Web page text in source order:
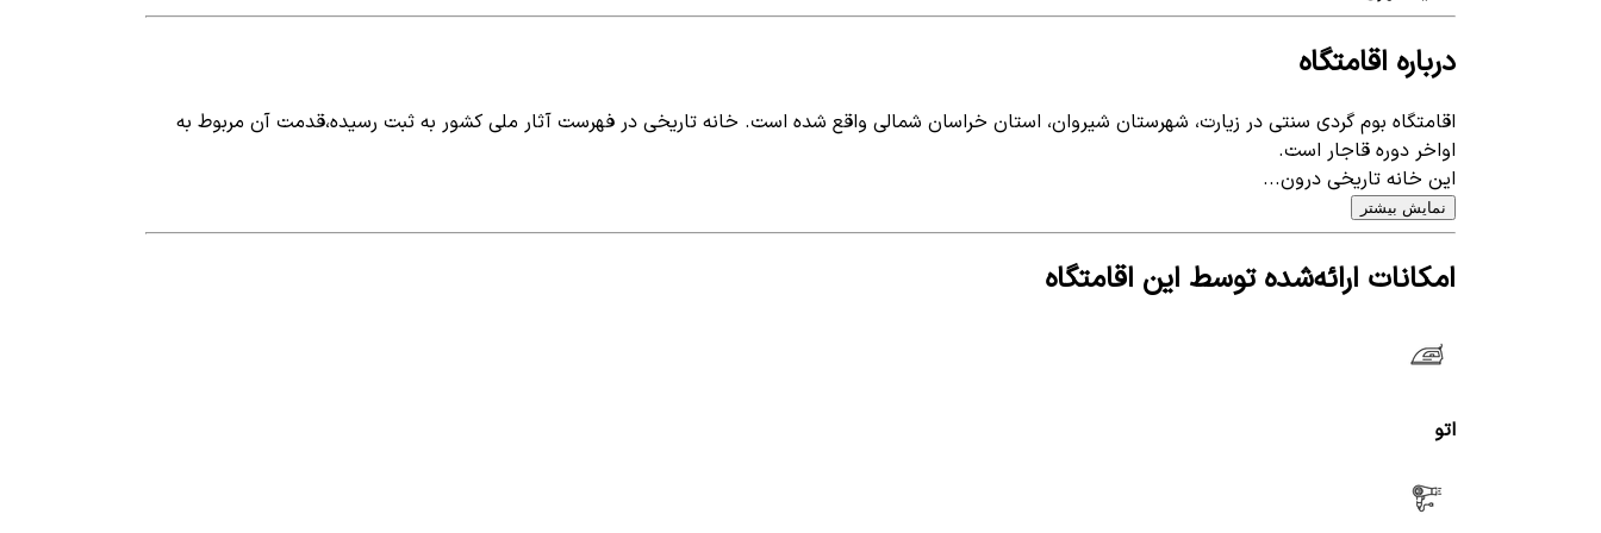
درباره اقامتگاه
اقامتگاه بوم گردی سنتی در زیارت، شهرستان شیروان، استان خراسان شمالی واقع شده است. خانه تاریخی در فهرست آثار ملی کشور به ثبت رسیده،قدمت آن مربوط به
اواخر دوره قاجار است.
این خانه تاریخی درون...
نمایش بیشتر
امکانات ارائه‌شده توسط این اقامتگاه
اتو